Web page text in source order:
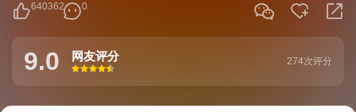
640362 0
9.0 网友评分
很差
较差还行推荐力荐
274次评分